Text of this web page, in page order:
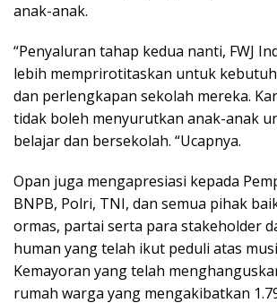
anak-anak.
“Penyaluran tahap kedua nanti, FWJ
lebih memprirotitaskan untuk
dan perlengkapan sekolah mereka.
tidak boleh menyurutkan anak-anak
belajar dan bersekolah. “Ucapnya.
Opan juga mengapresiasi kepada
BNPB, Polri, TNI, dan semua pihak
ormas, partai serta para stakeholder
human yang telah ikut peduli atas
Kemayoran yang telah
rumah warga yang mengakibatkan